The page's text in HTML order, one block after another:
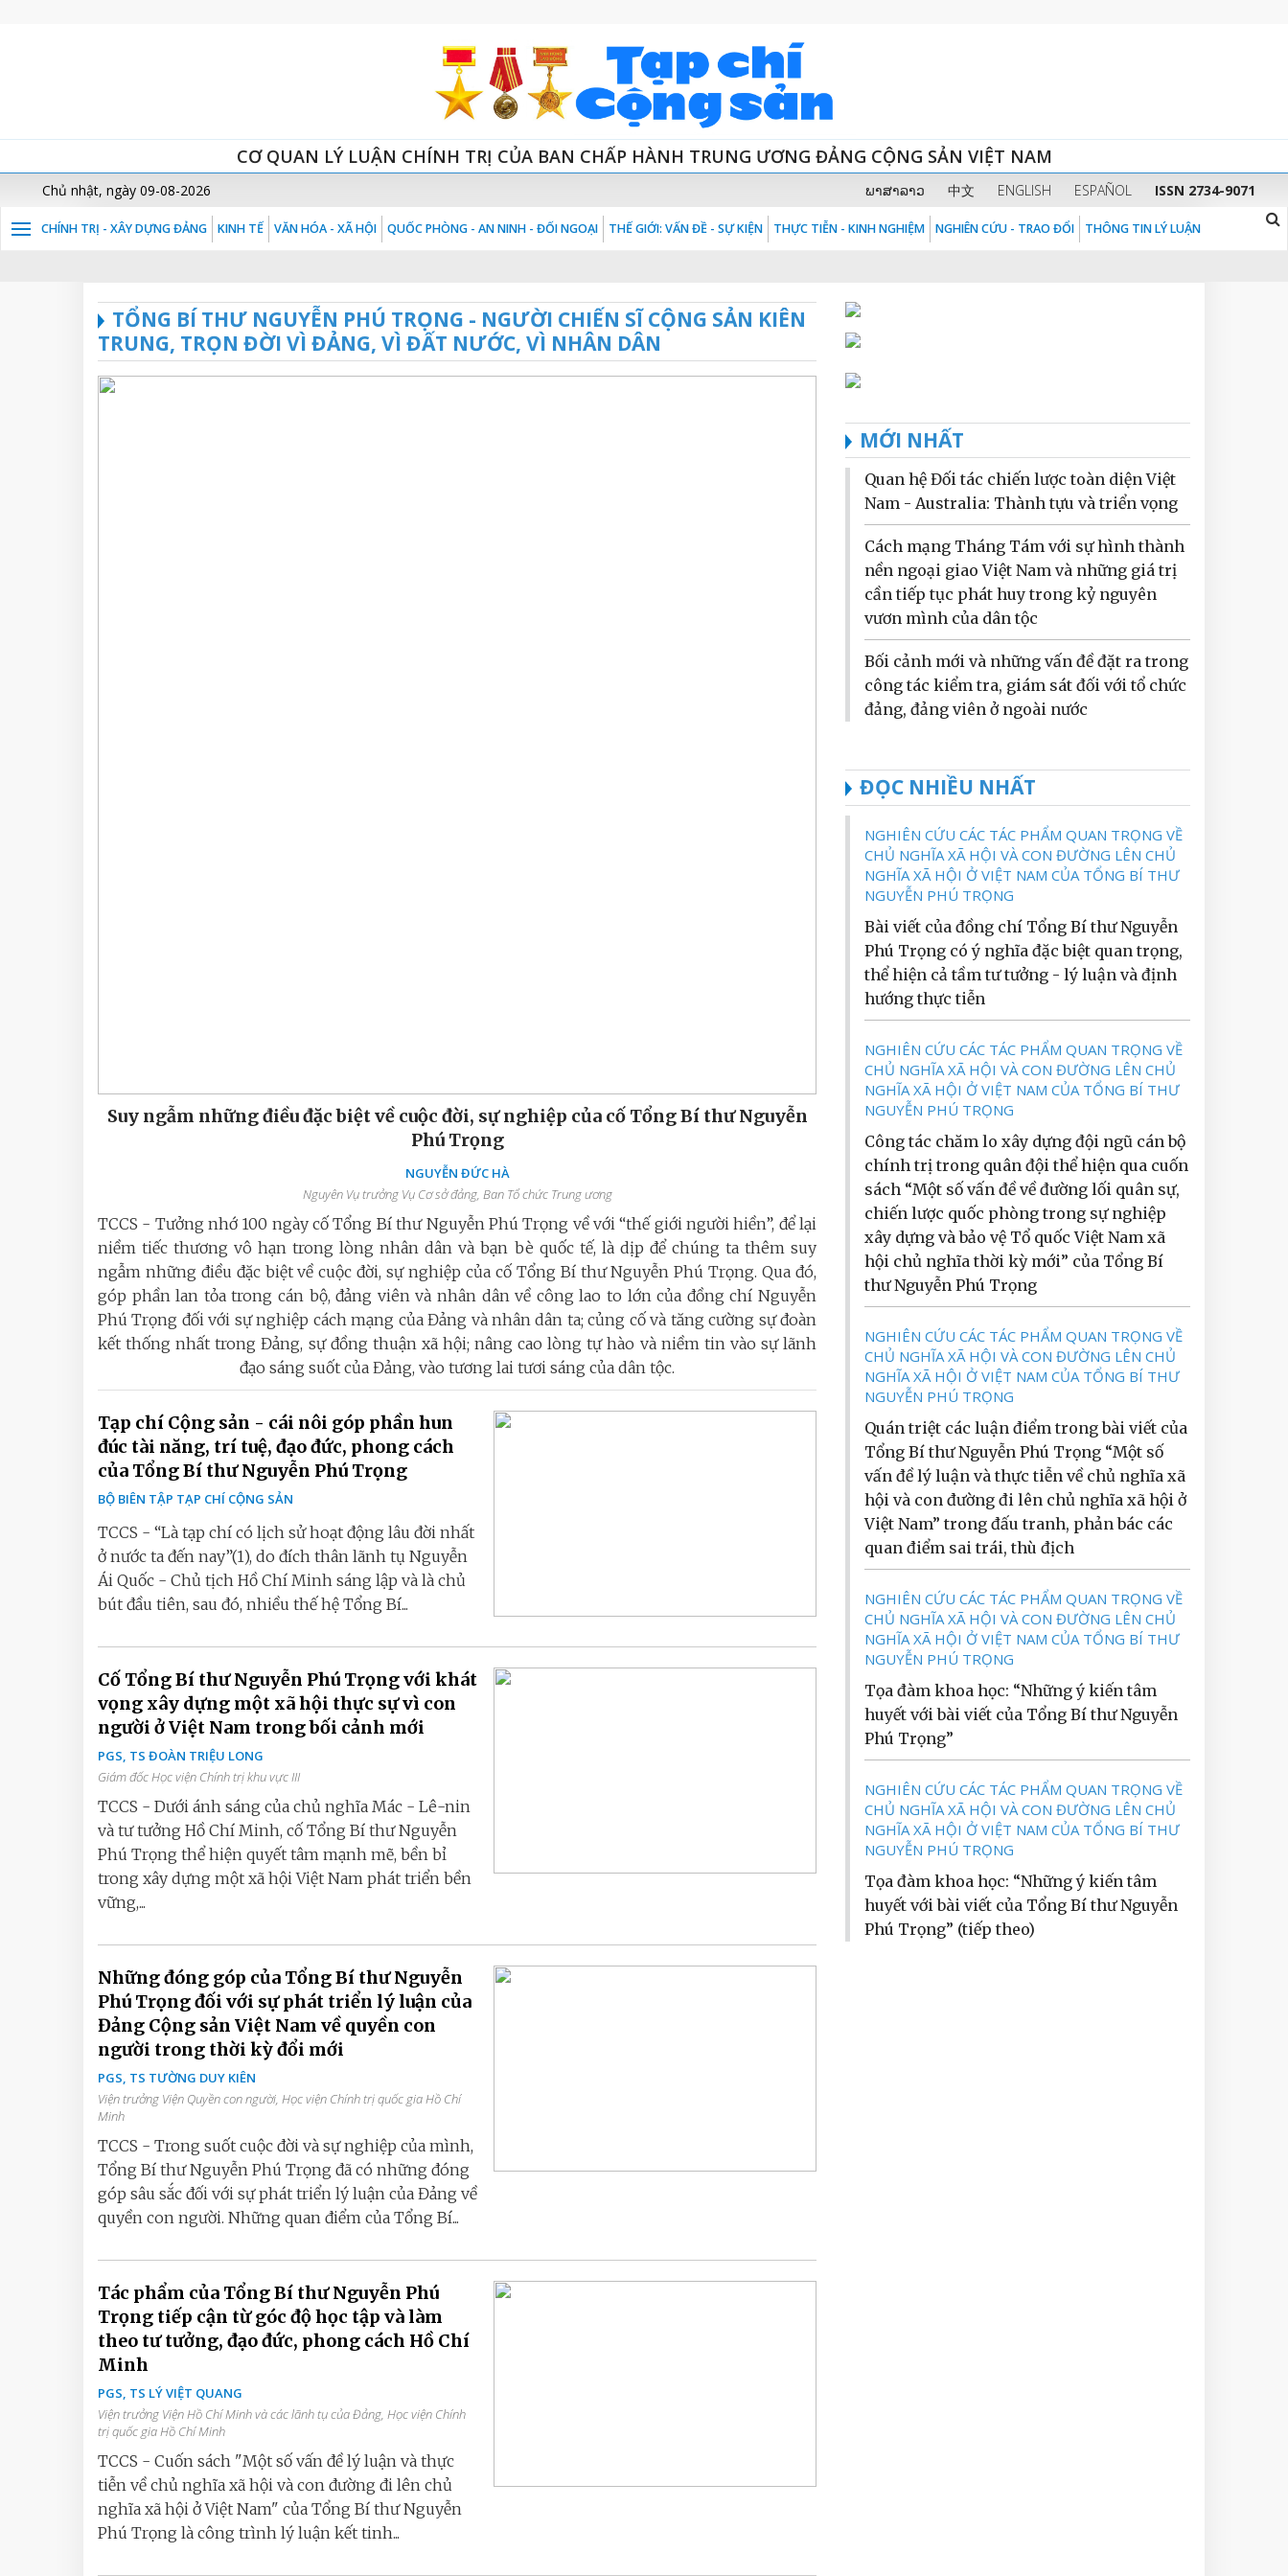
CƠ QUAN LÝ LUẬN CHÍNH TRỊ CỦA BAN CHẤP HÀNH TRUNG ƯƠNG ĐẢNG CỘNG SẢN VIỆT NAM
Chủ nhật, ngày 09-08-2026 ພາສາລາວ 中文 ENGLISH ESPAÑOL ISSN 2734-9071
CHÍNH TRỊ - XÂY DỰNG ĐẢNG KINH TẾ VĂN HÓA - XÃ HỘI QUỐC PHÒNG - AN NINH - ĐỐI NGOẠI THẾ GIỚI: VẤN ĐỀ - SỰ KIỆN THỰC TIỄN - KINH NGHIỆM NGHIÊN CỨU - TRAO ĐỔI THÔNG TIN LÝ LUẬN
TỔNG BÍ THƯ NGUYỄN PHÚ TRỌNG - NGƯỜI CHIẾN SĨ CỘNG SẢN KIÊN
TRUNG, TRỌN ĐỜI VÌ ĐẢNG, VÌ ĐẤT NƯỚC, VÌ NHÂN DÂN
Suy ngẫm những điều đặc biệt về cuộc đời, sự nghiệp của cố Tổng Bí thư Nguyễn
Phú Trọng
NGUYỄN ĐỨC HÀ
Nguyên Vụ trưởng Vụ Cơ sở đảng, Ban Tổ chức Trung ương
TCCS - Tưởng nhớ 100 ngày cố Tổng Bí thư Nguyễn Phú Trọng về với “thế giới người hiền”, để lại
niềm tiếc thương vô hạn trong lòng nhân dân và bạn bè quốc tế, là dịp để chúng ta thêm suy
ngẫm những điều đặc biệt về cuộc đời, sự nghiệp của cố Tổng Bí thư Nguyễn Phú Trọng. Qua đó,
góp phần lan tỏa trong cán bộ, đảng viên và nhân dân về công lao to lớn của đồng chí Nguyễn
Phú Trọng đối với sự nghiệp cách mạng của Đảng và nhân dân ta; củng cố và tăng cường sự đoàn
kết thống nhất trong Đảng, sự đồng thuận xã hội; nâng cao lòng tự hào và niềm tin vào sự lãnh
đạo sáng suốt của Đảng, vào tương lai tươi sáng của dân tộc.
Tạp chí Cộng sản - cái nôi góp phần hun
đúc tài năng, trí tuệ, đạo đức, phong cách
của Tổng Bí thư Nguyễn Phú Trọng
BỘ BIÊN TẬP TẠP CHÍ CỘNG SẢN
TCCS - “Là tạp chí có lịch sử hoạt động lâu đời nhất
ở nước ta đến nay”(1), do đích thân lãnh tụ Nguyễn
Ái Quốc - Chủ tịch Hồ Chí Minh sáng lập và là chủ
bút đầu tiên, sau đó, nhiều thế hệ Tổng Bí...
Cố Tổng Bí thư Nguyễn Phú Trọng với khát
vọng xây dựng một xã hội thực sự vì con
người ở Việt Nam trong bối cảnh mới
PGS, TS ĐOÀN TRIỆU LONG
Giám đốc Học viện Chính trị khu vực III
TCCS - Dưới ánh sáng của chủ nghĩa Mác - Lê-nin
và tư tưởng Hồ Chí Minh, cố Tổng Bí thư Nguyễn
Phú Trọng thể hiện quyết tâm mạnh mẽ, bền bỉ
trong xây dựng một xã hội Việt Nam phát triển bền
vững,...
Những đóng góp của Tổng Bí thư Nguyễn
Phú Trọng đối với sự phát triển lý luận của
Đảng Cộng sản Việt Nam về quyền con
người trong thời kỳ đổi mới
PGS, TS TƯỜNG DUY KIÊN
Viện trưởng Viện Quyền con người, Học viện Chính trị quốc gia Hồ Chí
Minh
TCCS - Trong suốt cuộc đời và sự nghiệp của mình,
Tổng Bí thư Nguyễn Phú Trọng đã có những đóng
góp sâu sắc đối với sự phát triển lý luận của Đảng về
quyền con người. Những quan điểm của Tổng Bí...
Tác phẩm của Tổng Bí thư Nguyễn Phú
Trọng tiếp cận từ góc độ học tập và làm
theo tư tưởng, đạo đức, phong cách Hồ Chí
Minh
PGS, TS LÝ VIỆT QUANG
Viện trưởng Viện Hồ Chí Minh và các lãnh tụ của Đảng, Học viện Chính
trị quốc gia Hồ Chí Minh
TCCS - Cuốn sách "Một số vấn đề lý luận và thực
tiễn về chủ nghĩa xã hội và con đường đi lên chủ
nghĩa xã hội ở Việt Nam" của Tổng Bí thư Nguyễn
Phú Trọng là công trình lý luận kết tinh...
MỚI NHẤT
Quan hệ Đối tác chiến lược toàn diện Việt
Nam - Australia: Thành tựu và triển vọng
Cách mạng Tháng Tám với sự hình thành
nền ngoại giao Việt Nam và những giá trị
cần tiếp tục phát huy trong kỷ nguyên
vươn mình của dân tộc
Bối cảnh mới và những vấn đề đặt ra trong
công tác kiểm tra, giám sát đối với tổ chức
đảng, đảng viên ở ngoài nước
ĐỌC NHIỀU NHẤT
NGHIÊN CỨU CÁC TÁC PHẨM QUAN TRỌNG VỀ
CHỦ NGHĨA XÃ HỘI VÀ CON ĐƯỜNG LÊN CHỦ
NGHĨA XÃ HỘI Ở VIỆT NAM CỦA TỔNG BÍ THƯ
NGUYỄN PHÚ TRỌNG
Bài viết của đồng chí Tổng Bí thư Nguyễn
Phú Trọng có ý nghĩa đặc biệt quan trọng,
thể hiện cả tầm tư tưởng - lý luận và định
hướng thực tiễn
NGHIÊN CỨU CÁC TÁC PHẨM QUAN TRỌNG VỀ
CHỦ NGHĨA XÃ HỘI VÀ CON ĐƯỜNG LÊN CHỦ
NGHĨA XÃ HỘI Ở VIỆT NAM CỦA TỔNG BÍ THƯ
NGUYỄN PHÚ TRỌNG
Công tác chăm lo xây dựng đội ngũ cán bộ
chính trị trong quân đội thể hiện qua cuốn
sách “Một số vấn đề về đường lối quân sự,
chiến lược quốc phòng trong sự nghiệp
xây dựng và bảo vệ Tổ quốc Việt Nam xã
hội chủ nghĩa thời kỳ mới” của Tổng Bí
thư Nguyễn Phú Trọng
NGHIÊN CỨU CÁC TÁC PHẨM QUAN TRỌNG VỀ
CHỦ NGHĨA XÃ HỘI VÀ CON ĐƯỜNG LÊN CHỦ
NGHĨA XÃ HỘI Ở VIỆT NAM CỦA TỔNG BÍ THƯ
NGUYỄN PHÚ TRỌNG
Quán triệt các luận điểm trong bài viết của
Tổng Bí thư Nguyễn Phú Trọng “Một số
vấn đề lý luận và thực tiễn về chủ nghĩa xã
hội và con đường đi lên chủ nghĩa xã hội ở
Việt Nam” trong đấu tranh, phản bác các
quan điểm sai trái, thù địch
NGHIÊN CỨU CÁC TÁC PHẨM QUAN TRỌNG VỀ
CHỦ NGHĨA XÃ HỘI VÀ CON ĐƯỜNG LÊN CHỦ
NGHĨA XÃ HỘI Ở VIỆT NAM CỦA TỔNG BÍ THƯ
NGUYỄN PHÚ TRỌNG
Tọa đàm khoa học: “Những ý kiến tâm
huyết với bài viết của Tổng Bí thư Nguyễn
Phú Trọng”
NGHIÊN CỨU CÁC TÁC PHẨM QUAN TRỌNG VỀ
CHỦ NGHĨA XÃ HỘI VÀ CON ĐƯỜNG LÊN CHỦ
NGHĨA XÃ HỘI Ở VIỆT NAM CỦA TỔNG BÍ THƯ
NGUYỄN PHÚ TRỌNG
Tọa đàm khoa học: “Những ý kiến tâm
huyết với bài viết của Tổng Bí thư Nguyễn
Phú Trọng” (tiếp theo)